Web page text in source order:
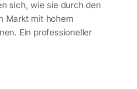
sich, wie sie durch den
Markt mit hohem
Ein professioneller